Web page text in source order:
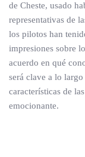
de Cheste, usado
representativas de
los pilotos han
impresiones sobre
acuerdo en qué
será clave a lo
características de
emocionante.